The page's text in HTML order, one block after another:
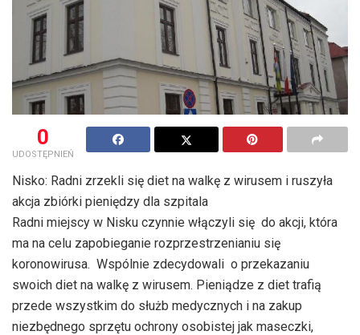
0
UDOSTĘPNIEŃ
Nisko: Radni zrzekli się diet na walkę z wirusem i ruszyła
akcja zbiórki pieniędzy dla szpitala
Radni miejscy w Nisku czynnie włączyli się do akcji, która
ma na celu zapobieganie rozprzestrzenianiu się
koronowirusa. Wspólnie zdecydowali o przekazaniu
swoich diet na walkę z wirusem. Pieniądze z diet trafią
przede wszystkim do służb medycznych i na zakup
niezbędnego sprzętu ochrony osobistej jak maseczki,